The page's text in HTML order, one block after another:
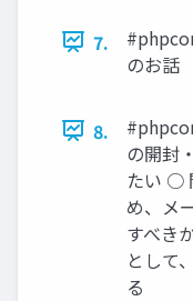
7.
のお話
8.
の開封
たい ○
め、メ
すべき
として
る